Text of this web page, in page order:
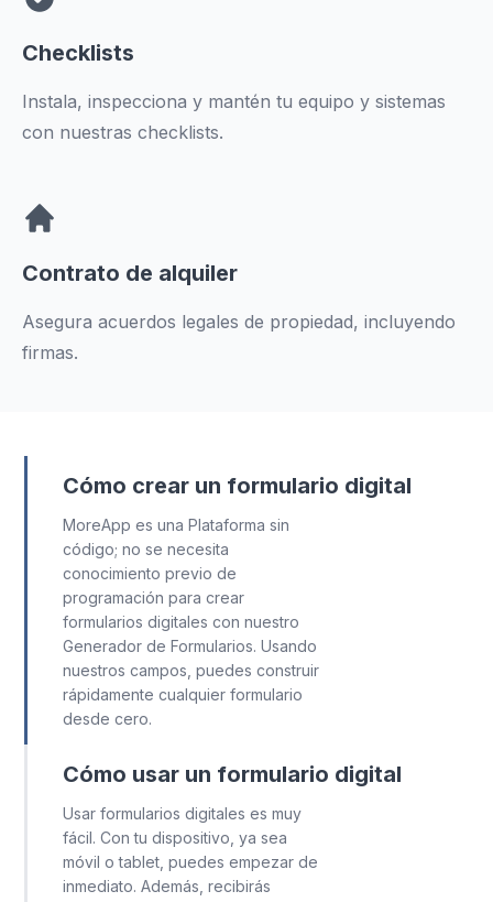
Checklists
Instala, inspecciona y mantén tu equipo y sistemas
con nuestras checklists.
Contrato de alquiler
Asegura acuerdos legales de propiedad, incluyendo
firmas.
Cómo crear un formulario digital
MoreApp es una Plataforma sin
código; no se necesita
conocimiento previo de
programación para crear
formularios digitales con nuestro
Generador de Formularios. Usando
nuestros campos, puedes construir
rápidamente cualquier formulario
desde cero.
Cómo usar un formulario digital
Usar formularios digitales es muy
fácil. Con tu dispositivo, ya sea
móvil o tablet, puedes empezar de
inmediato. Además, recibirás